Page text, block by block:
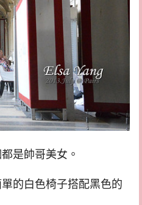
是帥哥美女。
的白色椅子搭配黑色的